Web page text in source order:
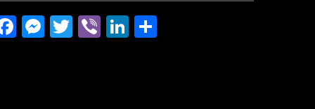
Facebook
Messenger
Twitter
ViberLinkedIn
Share